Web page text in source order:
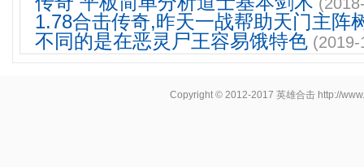
1.78合击传奇,昨天一战帮助天门主阵
不同的是在恶灵尸王容易饿特色
Copyright © 2012-2017 英雄合击 http://